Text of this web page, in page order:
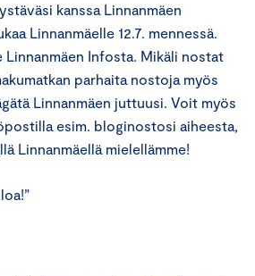
kanssa Linnanmäen
Linnanmäelle 12.7. mennessä.
Infosta. Mikäli nostat
parhaita nostoja myös
Linnanmäen juttuusi. Voit myös
esim. bloginostosi aiheesta,
Linnanmäellä mielellämme!